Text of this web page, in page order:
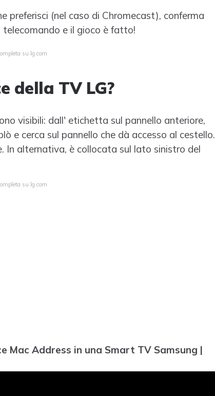
preferisci (nel caso di Chromecast), conferma
e il gioco è fatto!
su lg.com
della TV LG?
visibili: dall' etichetta sul pannello anteriore,
e cerca sul pannello che dà accesso al cestello.
In alternativa, è collocata sul lato sinistro del
su lg.com
Mac Address in una Smart TV Samsung |